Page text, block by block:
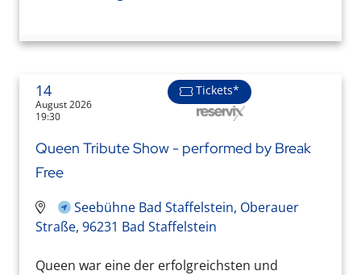
14
August 2026
19:30
Tickets*
Queen Tribute Show - performed by Break
Free
Seebühne Bad Staffelstein, Oberauer
Straße, 96231 Bad Staffelstein
Queen war eine der erfolgreichsten und